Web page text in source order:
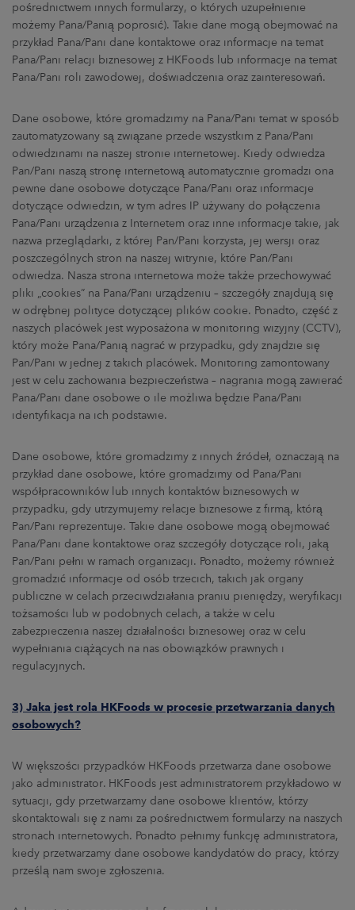
pośrednictwem innych formularzy, o których uzupełnienie
możemy Pana/Panią poprosić). Takie dane mogą obejmować na
przykład Pana/Pani dane kontaktowe oraz informacje na temat
Pana/Pani relacji biznesowej z HKFoods lub informacje na temat
Pana/Pani roli zawodowej, doświadczenia oraz zainteresowań.
Dane osobowe, które gromadzimy na Pana/Pani temat w sposób
zautomatyzowany są związane przede wszystkim z Pana/Pani
odwiedzinami na naszej stronie internetowej. Kiedy odwiedza
Pan/Pani naszą stronę internetową automatycznie gromadzi ona
pewne dane osobowe dotyczące Pana/Pani oraz informacje
dotyczące odwiedzin, w tym adres IP używany do połączenia
Pana/Pani urządzenia z Internetem oraz inne informacje takie, jak
nazwa przeglądarki, z której Pan/Pani korzysta, jej wersji oraz
poszczególnych stron na naszej witrynie, które Pan/Pani
odwiedza. Nasza strona internetowa może także przechowywać
pliki „cookies” na Pana/Pani urządzeniu – szczegóły znajdują się
w odrębnej polityce dotyczącej plików cookie. Ponadto, część z
naszych placówek jest wyposażona w monitoring wizyjny (CCTV),
który może Pana/Panią nagrać w przypadku, gdy znajdzie się
Pan/Pani w jednej z takich placówek. Monitoring zamontowany
jest w celu zachowania bezpieczeństwa – nagrania mogą zawierać
Pana/Pani dane osobowe o ile możliwa będzie Pana/Pani
identyfikacja na ich podstawie.
Dane osobowe, które gromadzimy z innych źródeł, oznaczają na
przykład dane osobowe, które gromadzimy od Pana/Pani
współpracowników lub innych kontaktów biznesowych w
przypadku, gdy utrzymujemy relacje biznesowe z firmą, którą
Pan/Pani reprezentuje. Takie dane osobowe mogą obejmować
Pana/Pani dane kontaktowe oraz szczegóły dotyczące roli, jaką
Pan/Pani pełni w ramach organizacji. Ponadto, możemy również
gromadzić informacje od osób trzecich, takich jak organy
publiczne w celach przeciwdziałania praniu pieniędzy, weryfikacji
tożsamości lub w podobnych celach, a także w celu
zabezpieczenia naszej działalności biznesowej oraz w celu
wypełniania ciążących na nas obowiązków prawnych i
regulacyjnych.
3) Jaka jest rola HKFoods w procesie przetwarzania danych
osobowych?
W większości przypadków HKFoods przetwarza dane osobowe
jako administrator. HKFoods jest administratorem przykładowo w
sytuacji, gdy przetwarzamy dane osobowe klientów, którzy
skontaktowali się z nami za pośrednictwem formularzy na naszych
stronach internetowych. Ponadto pełnimy funkcję administratora,
kiedy przetwarzamy dane osobowe kandydatów do pracy, którzy
prześlą nam swoje zgłoszenia.